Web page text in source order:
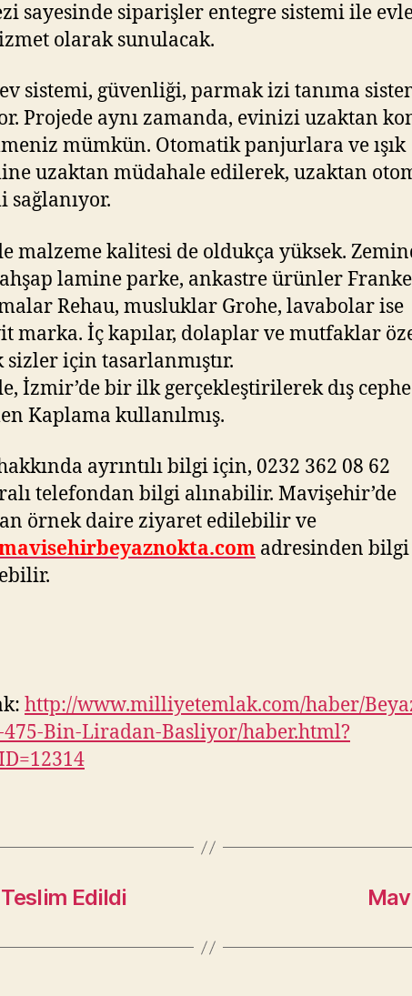
sayesinde siparişler entegre sistemi ile
olarak sunulacak.
sistemi, güvenliği, parmak izi tanıma
Projede aynı zamanda, evinizi uzaktan
mümkün. Otomatik panjurlara ve ışık
uzaktan müdahale edilerek, uzaktan
sağlanıyor.
malzeme kalitesi de oldukça yüksek.
lamine parke, ankastre ürünler
Rehau, musluklar Grohe, lavabolar ise
marka. İç kapılar, dolaplar ve mutfaklar
sizler için tasarlanmıştır.
İzmir’de bir ilk gerçekleştirilerek dış
Kaplama kullanılmış.
ayrıntılı bilgi için, 0232 362 08 62
telefondan bilgi alınabilir. Mavişehir’de
örnek daire ziyaret edilebilir ve
adresinden bilgi
http://www.milliyetemlak.com/haber/
475-Bin-Liradan-Basliyor/haber.html?
Edildi